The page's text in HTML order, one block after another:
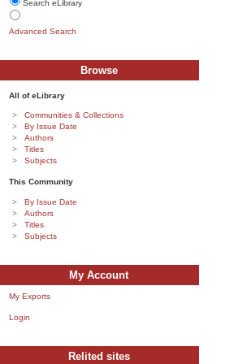
Search eLibrary
Advanced Search
Browse
All of eLibrary
Communities & Collections
By Issue Date
Authors
Titles
Subjects
This Community
By Issue Date
Authors
Titles
Subjects
My Account
My Exports
Login
Relited sites